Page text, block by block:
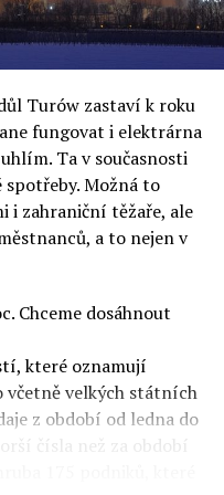
řekl Rafał
Rzeczy a ironicky
státního hřebčince
koní za 600
oslavované jako
koní prodalo za 2,5
partou
chovu koní. Ve vidění
šlo při prodeji koní o
pokračoval
kolem vydávání víz
se nelegálně
na to dokonce
komise, která přišla
bylo
tedy že víza byla
Turów zastaví k roku
fungovat i elektrárna
Ta v současnosti
spotřeby. Možná to
i zahraniční těžaře, ale
a to nejen v
Chceme dosáhnout
které oznamují
velkých státních
z období od ledna do
čísla než za období